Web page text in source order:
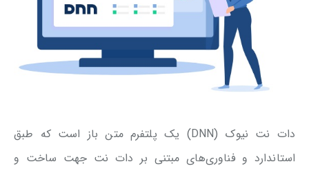
دات نت نیوک (DNN) یک پلتفرم متن باز است که طبق
استاندارد و فناوری‌های مبتنی بر دات نت جهت ساخت و